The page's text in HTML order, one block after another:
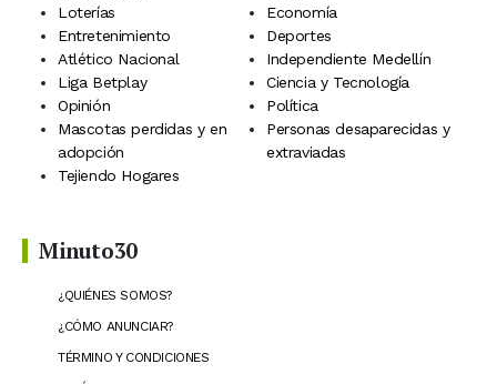
Loterías
Economía
Entretenimiento
Deportes
Atlético Nacional
Independiente Medellín
Liga Betplay
Ciencia y Tecnología
Opinión
Política
Mascotas perdidas y en
adopción
Personas desaparecidas y
extraviadas
Tejiendo Hogares
Minuto30
¿QUIÉNES SOMOS?
¿CÓMO ANUNCIAR?
TÉRMINO Y CONDICIONES